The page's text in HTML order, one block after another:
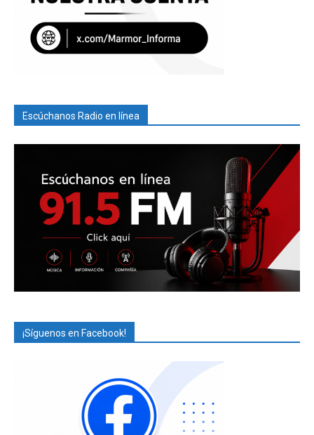
Escúchanos Radio en línea
¡Síguenos en Facebook!